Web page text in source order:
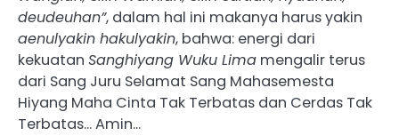
deudeuhan”, dalam hal ini makanya harus yakin
aenulyakin hakulyakin, bahwa: energi dari
kekuatan Sanghiyang Wuku Lima mengalir terus
dari Sang Juru Selamat Sang Mahasemesta
Hiyang Maha Cinta Tak Terbatas dan Cerdas Tak
Terbatas… Amin…